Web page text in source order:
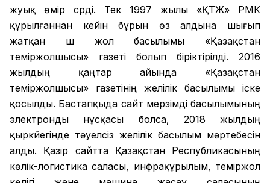
жуық өмір сүрді. Тек 1997 жылы «ҚТЖ» РМК
құрылғаннан кейін бұрын өз алдына шығып
жатқан үш жол басылымы «Қазақстан
теміржолшысы» газеті болып біріктірілді. 2016
жылдың қаңтар айында «Қазақстан
теміржолшысы» газетінің желілік басылымы іске
қосылды. Бастапқыда сайт мерзімді басылымының
электронды нұсқасы болса, 2018 жылдың
қыркүйегінде тәуелсіз желілік басылым мәртебесін
алды. Қазір сайтта Қазақстан Республикасының
көлік-логистика саласы, инфрақұрылым, теміржол